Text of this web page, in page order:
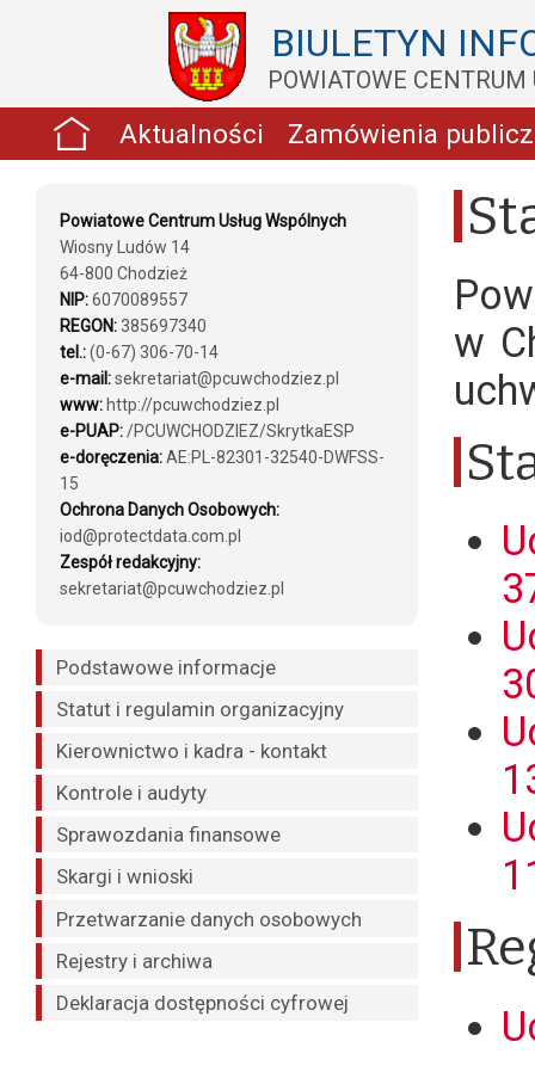
BIULETYN
POWIATOWE
Aktualności Zamówienia
Powiatowe Centrum Usług Wspólnych
Wiosny Ludów 14
64-800 Chodzież
NIP:6070089557
REGON:385697340
tel.:(0-67) 306-70-14
e-mail:sekretariat@pcuwchodziez.pl
www: http://pcuwchodziez.pl
e-PUAP:/PCUWCHODZIEZ/SkrytkaESP
e-doręczenia:AE:PL-82301-32540-DWFSS-
15
Ochrona Danych Osobowych:
iod@protectdata.com.pl
Zespół redakcyjny:
sekretariat@pcuwchodziez.pl
Podstawowe informacje
Statut i regulamin organizacyjny
Kierownictwo i kadra - kontakt
Kontrole i audyty
Sprawozdania finansowe
Skargi i wnioski
Przetwarzanie danych osobowych
Rejestry i archiwa
Deklaracja dostępności cyfrowej
w